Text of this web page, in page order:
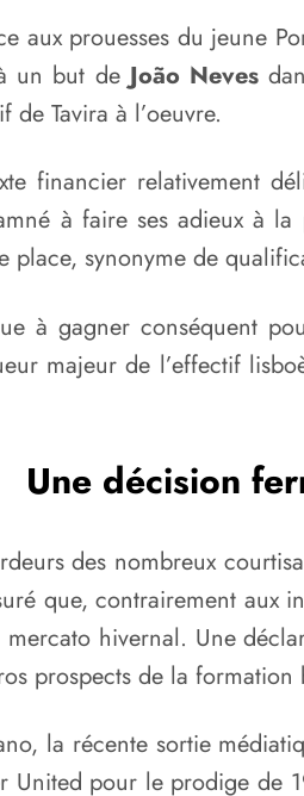
aux prouesses du jeune
un but de João Neves
Tavira à l’oeuvre.
financier relativement
à faire ses adieux à
synonyme de
à gagner conséquent
majeur de l’effectif
Une décision
des nombreux
que, contrairement aux
hivernal. Une
prospects de la
la récente sortie
United pour le prodige de